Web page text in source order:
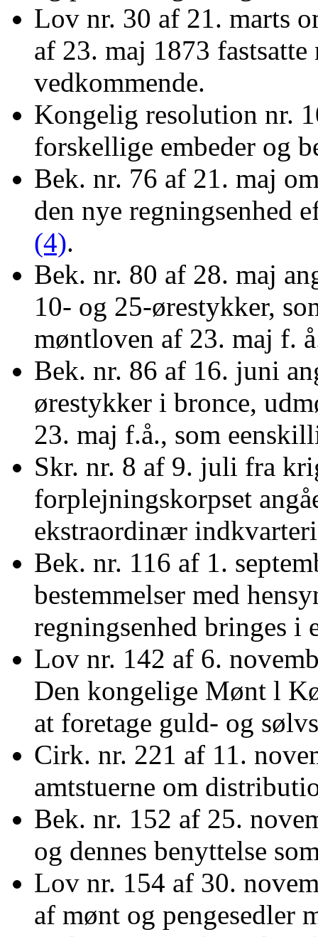
Lov nr. 30 af 21. marts
af 23. maj 1873
vedkommende.
Kongelig resolution nr.
forskellige embeder og
Bek. nr. 76 af 21. maj
den nye regningsenhed
(4).
Bek. nr. 80 af 28. maj
10- og 25-ørestykker,
møntloven af 23. maj f.
Bek. nr. 86 af 16. juni
ørestykker i bronce,
23. maj f.å., som
Skr. nr. 8 af 9. juli fra
forplejningskorpset
ekstraordinær
Bek. nr. 116 af 1.
bestemmelser med
regningsenhed bringes i
Lov nr. 142 af 6.
Den kongelige Mønt l
at foretage guld- og
Cirk. nr. 221 af 11.
amtstuerne om
Bek. nr. 152 af 25.
og dennes benyttelse
Lov nr. 154 af 30.
af mønt og pengesedler